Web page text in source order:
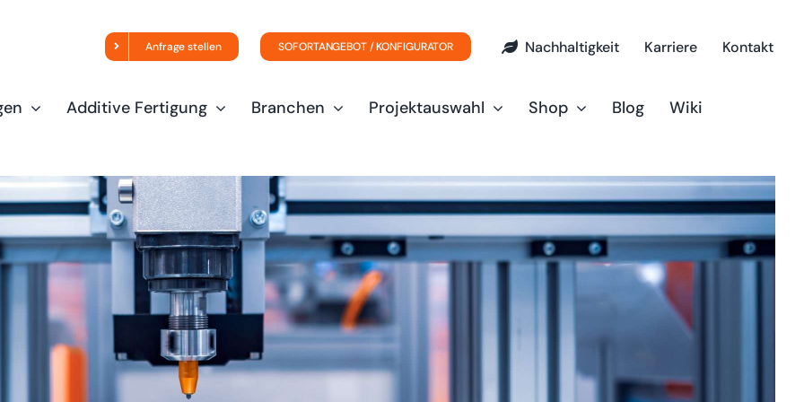
Anfrage stellen SOFORTANGEBOT / KONFIGURATOR Nachhaltigkeit Karriere Kontakt
Additive Fertigung Branchen Projektauswahl Shop Blog Wiki